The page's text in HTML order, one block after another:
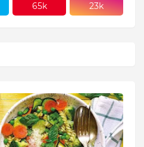
65k 23k